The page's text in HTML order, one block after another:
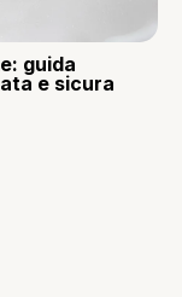
guida
e sicura